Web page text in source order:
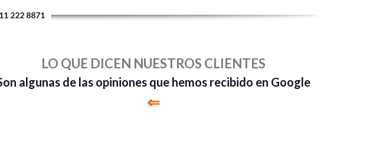
222 8871
LO QUE DICEN NUESTROS CLIENTES
algunas de las opiniones que hemos recibido en Google
⇐